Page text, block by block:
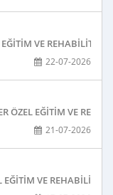
VE
22-07-2026
ÖZEL EĞITIM VE
21-07-2026
EĞITIM VE